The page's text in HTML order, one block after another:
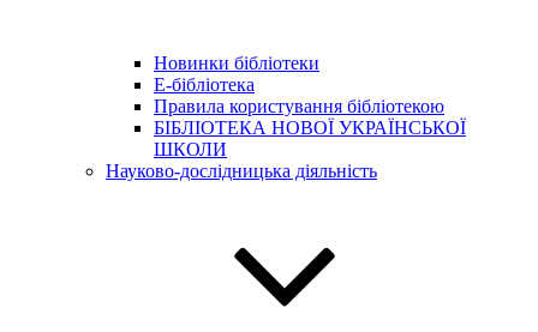
Новинки бібліотеки
E-бібліотека
Правила користування бібліотекою
БІБЛІОТЕКА НОВОЇ УКРАЇНСЬКОЇ
ШКОЛИ
Науково-дослідницька діяльність